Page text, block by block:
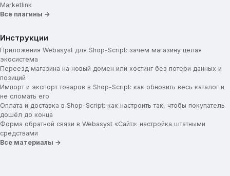
Marketlink
Все плагины →
Инструкции
Приложения Webasyst для Shop-Script: зачем магазину целая
экосистема
Переезд магазина на новый домен или хостинг без потери данных и
позиций
Импорт и экспорт товаров в Shop-Script: как обновить весь каталог и
не сломать его
Оплата и доставка в Shop-Script: как настроить так, чтобы покупатель
дошёл до конца
Форма обратной связи в Webasyst «Сайт»: настройка штатными
средствами
Все материалы →